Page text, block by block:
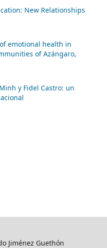
New Relationships
emotional health in
of Azángaro,
y Fidel Castro: un
Jiménez Guethón